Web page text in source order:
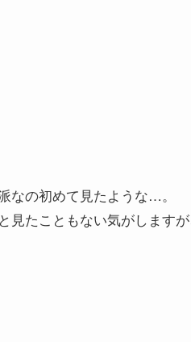
なの初めて見たような…。
見たこともない気がします